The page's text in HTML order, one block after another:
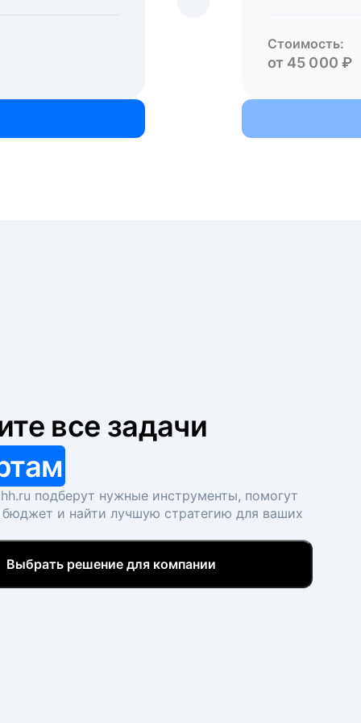
Стоимость:
от 45 000 ₽
все задачи
подберут нужные инструменты, помогут
бюджет и найти лучшую стратегию для ваших
Выбрать решение для компании